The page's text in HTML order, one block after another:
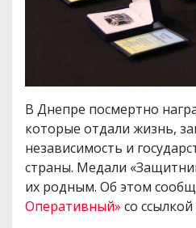
В Днепре посмертно
которые отдали жизнь,
независимость и
страны. Медали
их родным. Об этом
Оперативный» со